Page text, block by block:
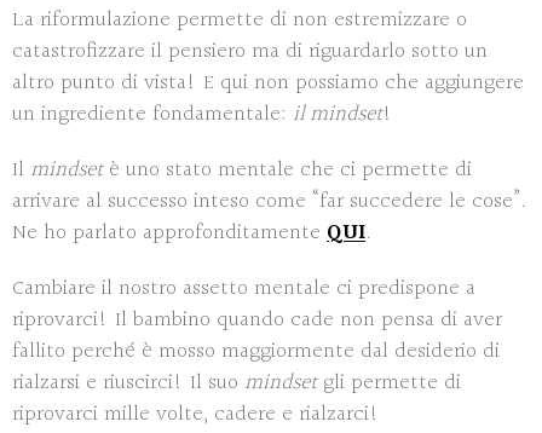
La riformulazione permette di non estremizzare o
catastrofizzare il pensiero ma di riguardarlo sotto un
altro punto di vista! E qui non possiamo che aggiungere
un ingrediente fondamentale: il mindset!
Il mindsetè uno stato mentale che ci permette di
arrivare al successo inteso come “far succedere le cose”.
Ne ho parlato approfonditamente QUI.
Cambiare il nostro assetto mentale ci predispone a
riprovarci! Il bambino quando cade non pensa di aver
fallito perché è mosso maggiormente dal desiderio di
rialzarsi e riuscirci! Il suo mindsetgli permette di
riprovarci mille volte, cadere e rialzarci!